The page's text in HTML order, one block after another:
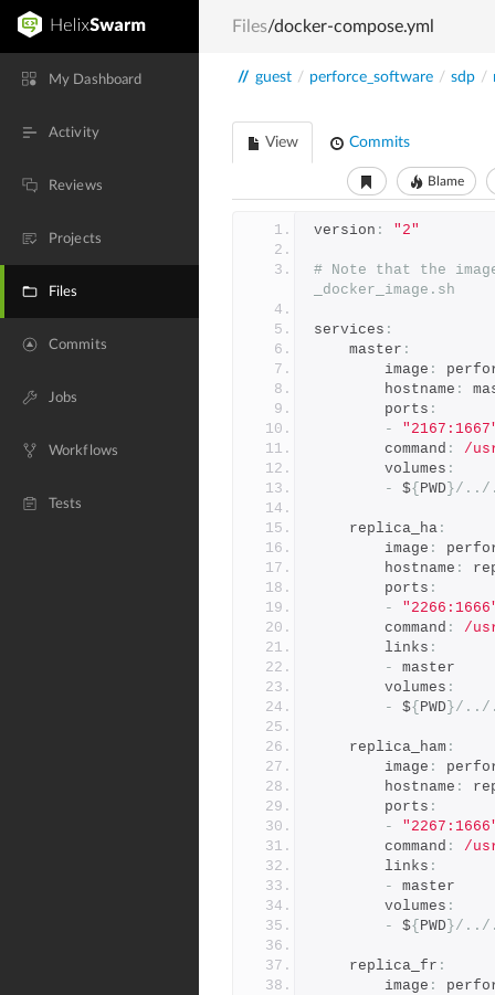
My Dashboard
Activity
Reviews
Projects
Files
Commits
Jobs
Workflows
Tests
Files/docker-compose.yml
// guest / perforce_software / sdp /
View Commits
Blame
version : "2"
# Note that the
_docker_image.sh
services :
    master
:
        image
:
        hostname
:
        ports
:
-
        command
:
/
        volumes
:
-
${ PWD }/
    replica_ha
:
        image
:
        hostname
:
        ports
:
-
        command
:
/
        links
:
-
master
        volumes
:
-
${ PWD }/
    replica_ham
:
        image
:
        hostname
:
        ports
:
-
        command
:
/
        links
:
-
master
        volumes
:
-
${ PWD }/
    replica_fr
:
        image
: